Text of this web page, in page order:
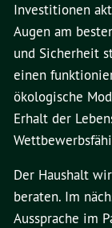
Investitionen
Augen am
und Sicherheit
einen
ökologische
Erhalt der
Der Haushalt
beraten. Im
Aussprache im